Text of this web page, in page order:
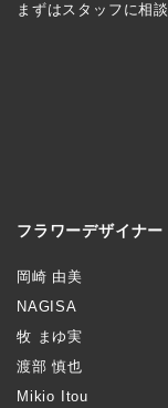
まずはスタッフに相談
フラワーデザイナー
岡崎 由美
NAGISA
牧 まゆ実
渡部 慎也
Mikio Itou